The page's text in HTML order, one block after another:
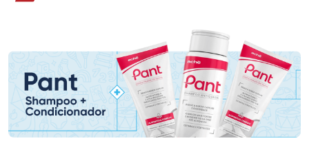
Promoção em Destaque